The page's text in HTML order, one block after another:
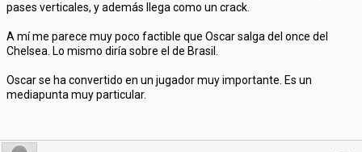
pases verticales, y además llega como un crack.
A mí me parece muy poco factible que Oscar salga del once del
Chelsea. Lo mismo diría sobre el de Brasil.
Oscar se ha convertido en un jugador muy importante. Es un
mediapunta muy particular.